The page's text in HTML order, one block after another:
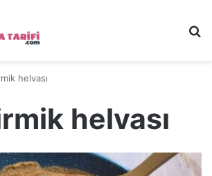
helvası
helvası